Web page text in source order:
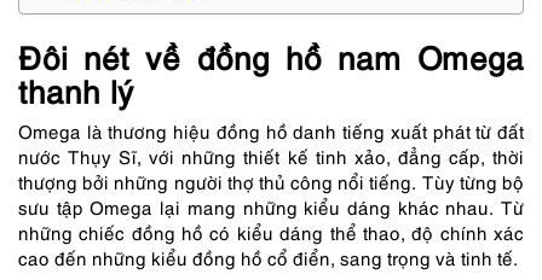
Đôi nét về đồng hồ nam Omega
thanh lý
Omega là thương hiệu đồng hồ danh tiếng xuất phát từ đất
nước Thụy Sĩ, với những thiết kế tinh xảo, đẳng cấp, thời
thượng bởi những người thợ thủ công nổi tiếng. Tùy từng bộ
sưu tập Omega lại mang những kiểu dáng khác nhau. Từ
những chiếc đồng hồ có kiểu dáng thể thao, độ chính xác
cao đến những kiểu đồng hồ cổ điển, sang trọng và tinh tế.